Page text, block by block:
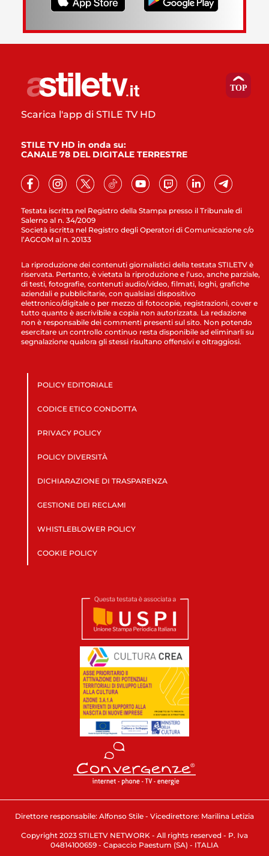
Testata iscritta nel Registro della Stampa presso il Tribunale di
Salerno al n. 34/2009
Società iscritta nel Registro degli Operatori di Comunicazione c/o
l’AGCOM al n. 20133
Scarica l'app di STILE TV HD
STILE TV HD in onda su:
CANALE 78 DEL DIGITALE TERRESTRE
La riproduzione dei contenuti giornalistici della testata STILETV è
riservata. Pertanto, è vietata la riproduzione e l’uso, anche parziale,
di testi, fotografie, contenuti audio/video, filmati, loghi, grafiche
aziendali e pubblicitarie, con qualsiasi dispositivo
elettronico/digitale o per mezzo di fotocopie, registrazioni, cover e
tutto quanto è ascrivibile a copia non autorizzata. La redazione
non è responsabile dei commenti presenti sul sito. Non potendo
esercitare un controllo continuo resta disponibile ad eliminarli su
segnalazione qualora gli stessi risultano offensivi e oltraggiosi.
POLICY EDITORIALE
CODICE ETICO CONDOTTA
PRIVACY POLICY
POLICY DIVERSITÀ
DICHIARAZIONE DI TRASPARENZA
GESTIONE DEI RECLAMI
WHISTLEBLOWER POLICY
COOKIE POLICY
Direttore responsabile: Alfonso Stile - Vicedirettore: Marilina Letizia
Copyright 2023 STILETV NETWORK - All rights reserved - P. Iva
04814100659 - Capaccio Paestum (SA) - ITALIA